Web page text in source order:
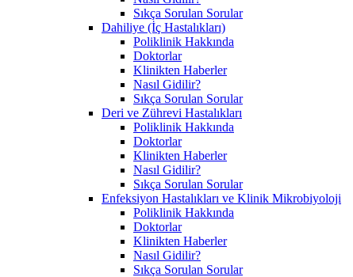
Sıkça Sorulan Sorular
Dahiliye (İç Hastalıkları)
Poliklinik Hakkında
Doktorlar
Klinikten Haberler
Nasıl Gidilir?
Sıkça Sorulan Sorular
Deri ve Zührevi Hastalıkları
Poliklinik Hakkında
Doktorlar
Klinikten Haberler
Nasıl Gidilir?
Sıkça Sorulan Sorular
Enfeksiyon Hastalıkları ve Klinik Mikrobiyoloji
Poliklinik Hakkında
Doktorlar
Klinikten Haberler
Nasıl Gidilir?
Sıkça Sorulan Sorular